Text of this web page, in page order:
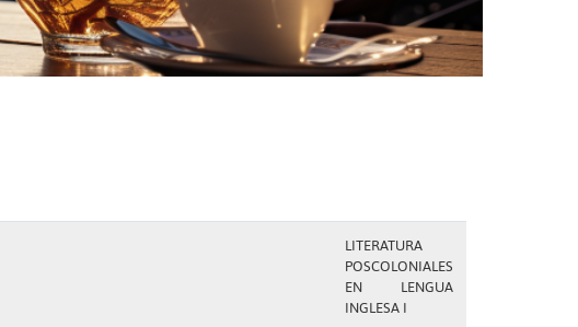
LITERATURA
POSCOLONIALES
EN LENGUA
INGLESA I